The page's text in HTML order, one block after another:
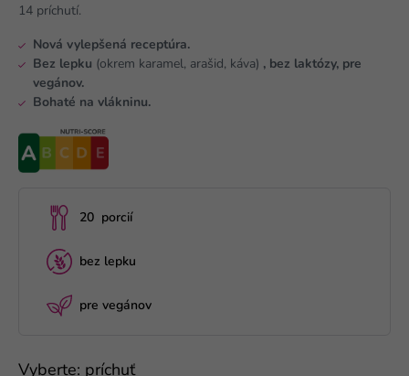
14 príchutí.
Nová vylepšená receptúra.
Bez lepku (okrem karamel, arašid, káva) , bez laktózy, pre
vegánov.
Bohaté na vlákninu.
20 porcií
bez lepku
pre vegánov
Vyberte: príchuť